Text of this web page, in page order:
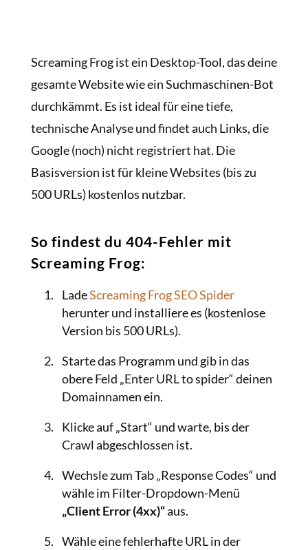
Screaming Frog ist ein Desktop-Tool, das deine
gesamte Website wie ein Suchmaschinen-Bot
durchkämmt. Es ist ideal für eine tiefe,
technische Analyse und findet auch Links, die
Google (noch) nicht registriert hat. Die
Basisversion ist für kleine Websites (bis zu
500 URLs) kostenlos nutzbar.
So findest du 404-Fehler mit
Screaming Frog:
LadeScreaming Frog SEO Spider
herunter und installiere es (kostenlose
Version bis 500 URLs).
Starte das Programm und gib in das
obere Feld „Enter URL to spider“ deinen
Domainnamen ein.
Klicke auf „Start“ und warte, bis der
Crawl abgeschlossen ist.
Wechsle zum Tab „Response Codes“ und
wähle im Filter-Dropdown-Menü
„Client Error (4xx)“aus.
Wähle eine fehlerhafte URL in der